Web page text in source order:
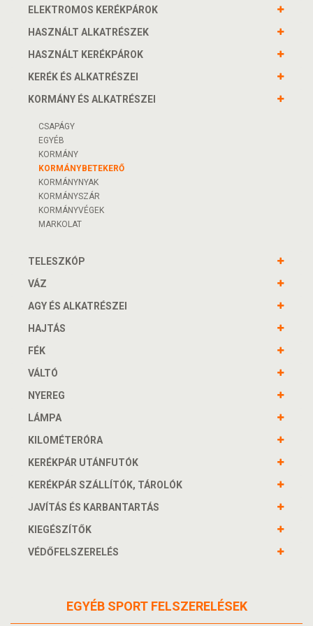
ELEKTROMOS KERÉKPÁROK
HASZNÁLT ALKATRÉSZEK
HASZNÁLT KERÉKPÁROK
KERÉK ÉS ALKATRÉSZEI
KORMÁNY ÉS ALKATRÉSZEI
CSAPÁGY
EGYÉB
KORMÁNY
KORMÁNYBETEKERŐ
KORMÁNYNYAK
KORMÁNYSZÁR
KORMÁNYVÉGEK
MARKOLAT
TELESZKÓP
VÁZ
AGY ÉS ALKATRÉSZEI
HAJTÁS
FÉK
VÁLTÓ
NYEREG
LÁMPA
KILOMÉTERÓRA
KERÉKPÁR UTÁNFUTÓK
KERÉKPÁR SZÁLLÍTÓK, TÁROLÓK
JAVÍTÁS ÉS KARBANTARTÁS
KIEGÉSZÍTŐK
VÉDŐFELSZERELÉS
EGYÉB SPORT FELSZERELÉSEK